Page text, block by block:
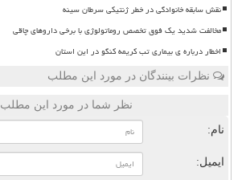
نقش سابقه خانوادگی در خطر ژنتیکی سرطان سینه
مخالفت شدید یک فوق تخصص روماتولوژی با برخی داروهای چاقی
اخطار درباره ی بیماری تب کریمه کنگو در این استان
نظرات بینندگان در مورد این مطلب
نظر شما در مورد این مطلب
نام:
ایمیل: